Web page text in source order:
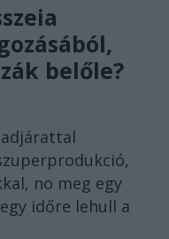
belőle?
no meg egy
időre lehull a